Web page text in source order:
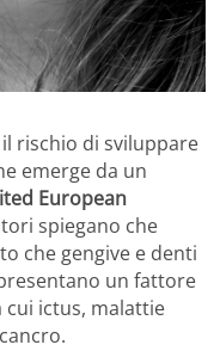
rischio di sviluppare
emerge da un
European
spiegano che
che gengive e denti
un fattore
ictus, malattie